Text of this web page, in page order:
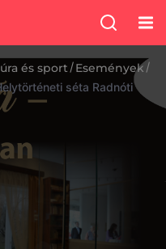
és sport/Események /
séta Radnóti